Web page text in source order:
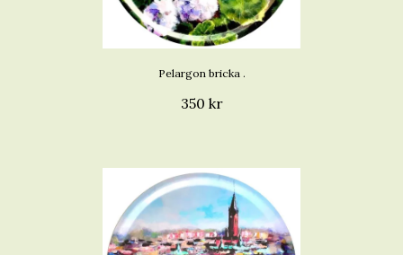
Pelargon bricka .
350 kr